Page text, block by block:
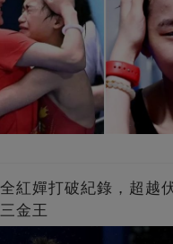
紅嬋打破紀錄，超越
金王